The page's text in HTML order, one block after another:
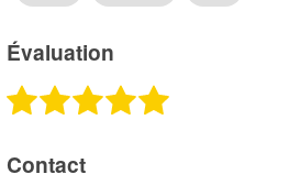
Évaluation
Contact